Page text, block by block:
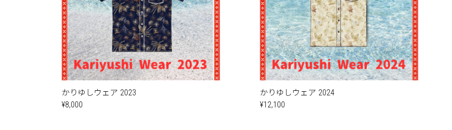
かりゆしウェア 2023
¥8,000
かりゆしウェア 2024
¥12,100